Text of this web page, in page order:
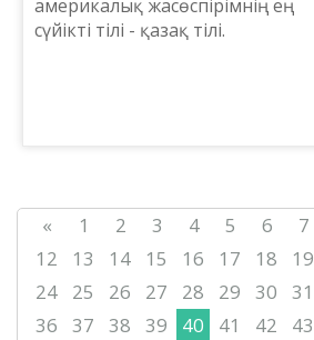
америкалық жасөспірімнің ең
сүйікті тілі - қазақ тілі.
« 1 2 3 4 5 6 7
12
13 14 15 16 17 18 19
24
25 26 27 28 29 30 31
36
37 38 39 40 41 42 43